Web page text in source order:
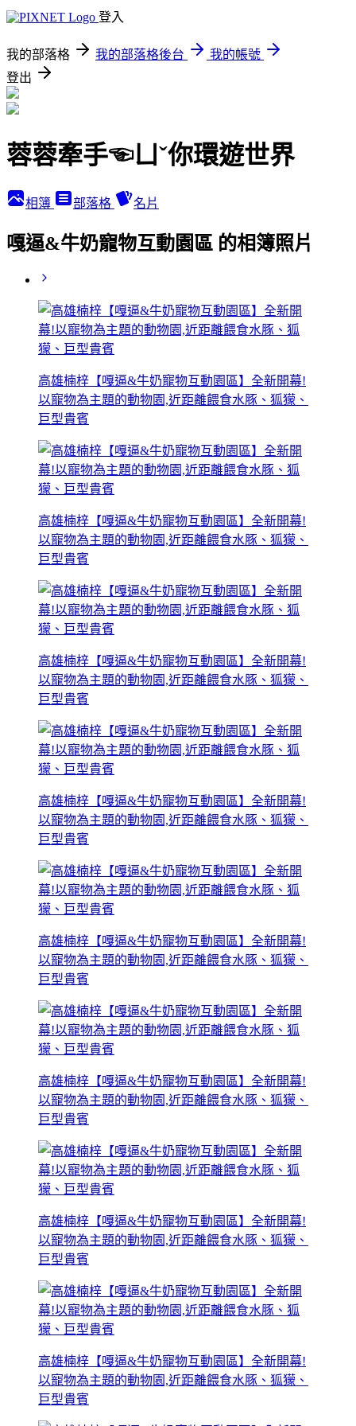
登入
我的部落格 我的部落格後台
我的帳號
登出
蓉蓉牽手☜ㄩˇ你環遊世界
相簿 部落格 名片
嘎逼&牛奶寵物互動園區 的相簿照片
高雄楠梓【嘎逼&牛奶寵物互動園區】全新開幕!
以寵物為主題的動物園,近距離餵食水豚、狐獴、
巨型貴賓
高雄楠梓【嘎逼&牛奶寵物互動園區】全新開幕!
以寵物為主題的動物園,近距離餵食水豚、狐獴、
巨型貴賓
高雄楠梓【嘎逼&牛奶寵物互動園區】全新開幕!
以寵物為主題的動物園,近距離餵食水豚、狐獴、
巨型貴賓
高雄楠梓【嘎逼&牛奶寵物互動園區】全新開幕!
以寵物為主題的動物園,近距離餵食水豚、狐獴、
巨型貴賓
高雄楠梓【嘎逼&牛奶寵物互動園區】全新開幕!
以寵物為主題的動物園,近距離餵食水豚、狐獴、
巨型貴賓
高雄楠梓【嘎逼&牛奶寵物互動園區】全新開幕!
以寵物為主題的動物園,近距離餵食水豚、狐獴、
巨型貴賓
高雄楠梓【嘎逼&牛奶寵物互動園區】全新開幕!
以寵物為主題的動物園,近距離餵食水豚、狐獴、
巨型貴賓
高雄楠梓【嘎逼&牛奶寵物互動園區】全新開幕!
以寵物為主題的動物園,近距離餵食水豚、狐獴、
巨型貴賓